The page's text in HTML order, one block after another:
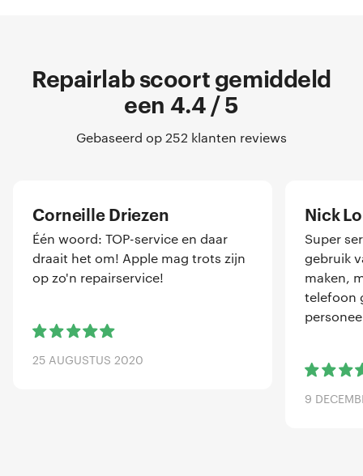
Repairlab scoort gemiddeld
een 4.4 / 5
Gebaseerd op 252 klanten reviews
Corneille Driezen
Één woord: TOP-service en daar
draait het om! Apple mag trots zijn
op zo'n repairservice!
25 AUGUSTUS 2020
Nick
Super
gebruik
maken,
telefoon
9